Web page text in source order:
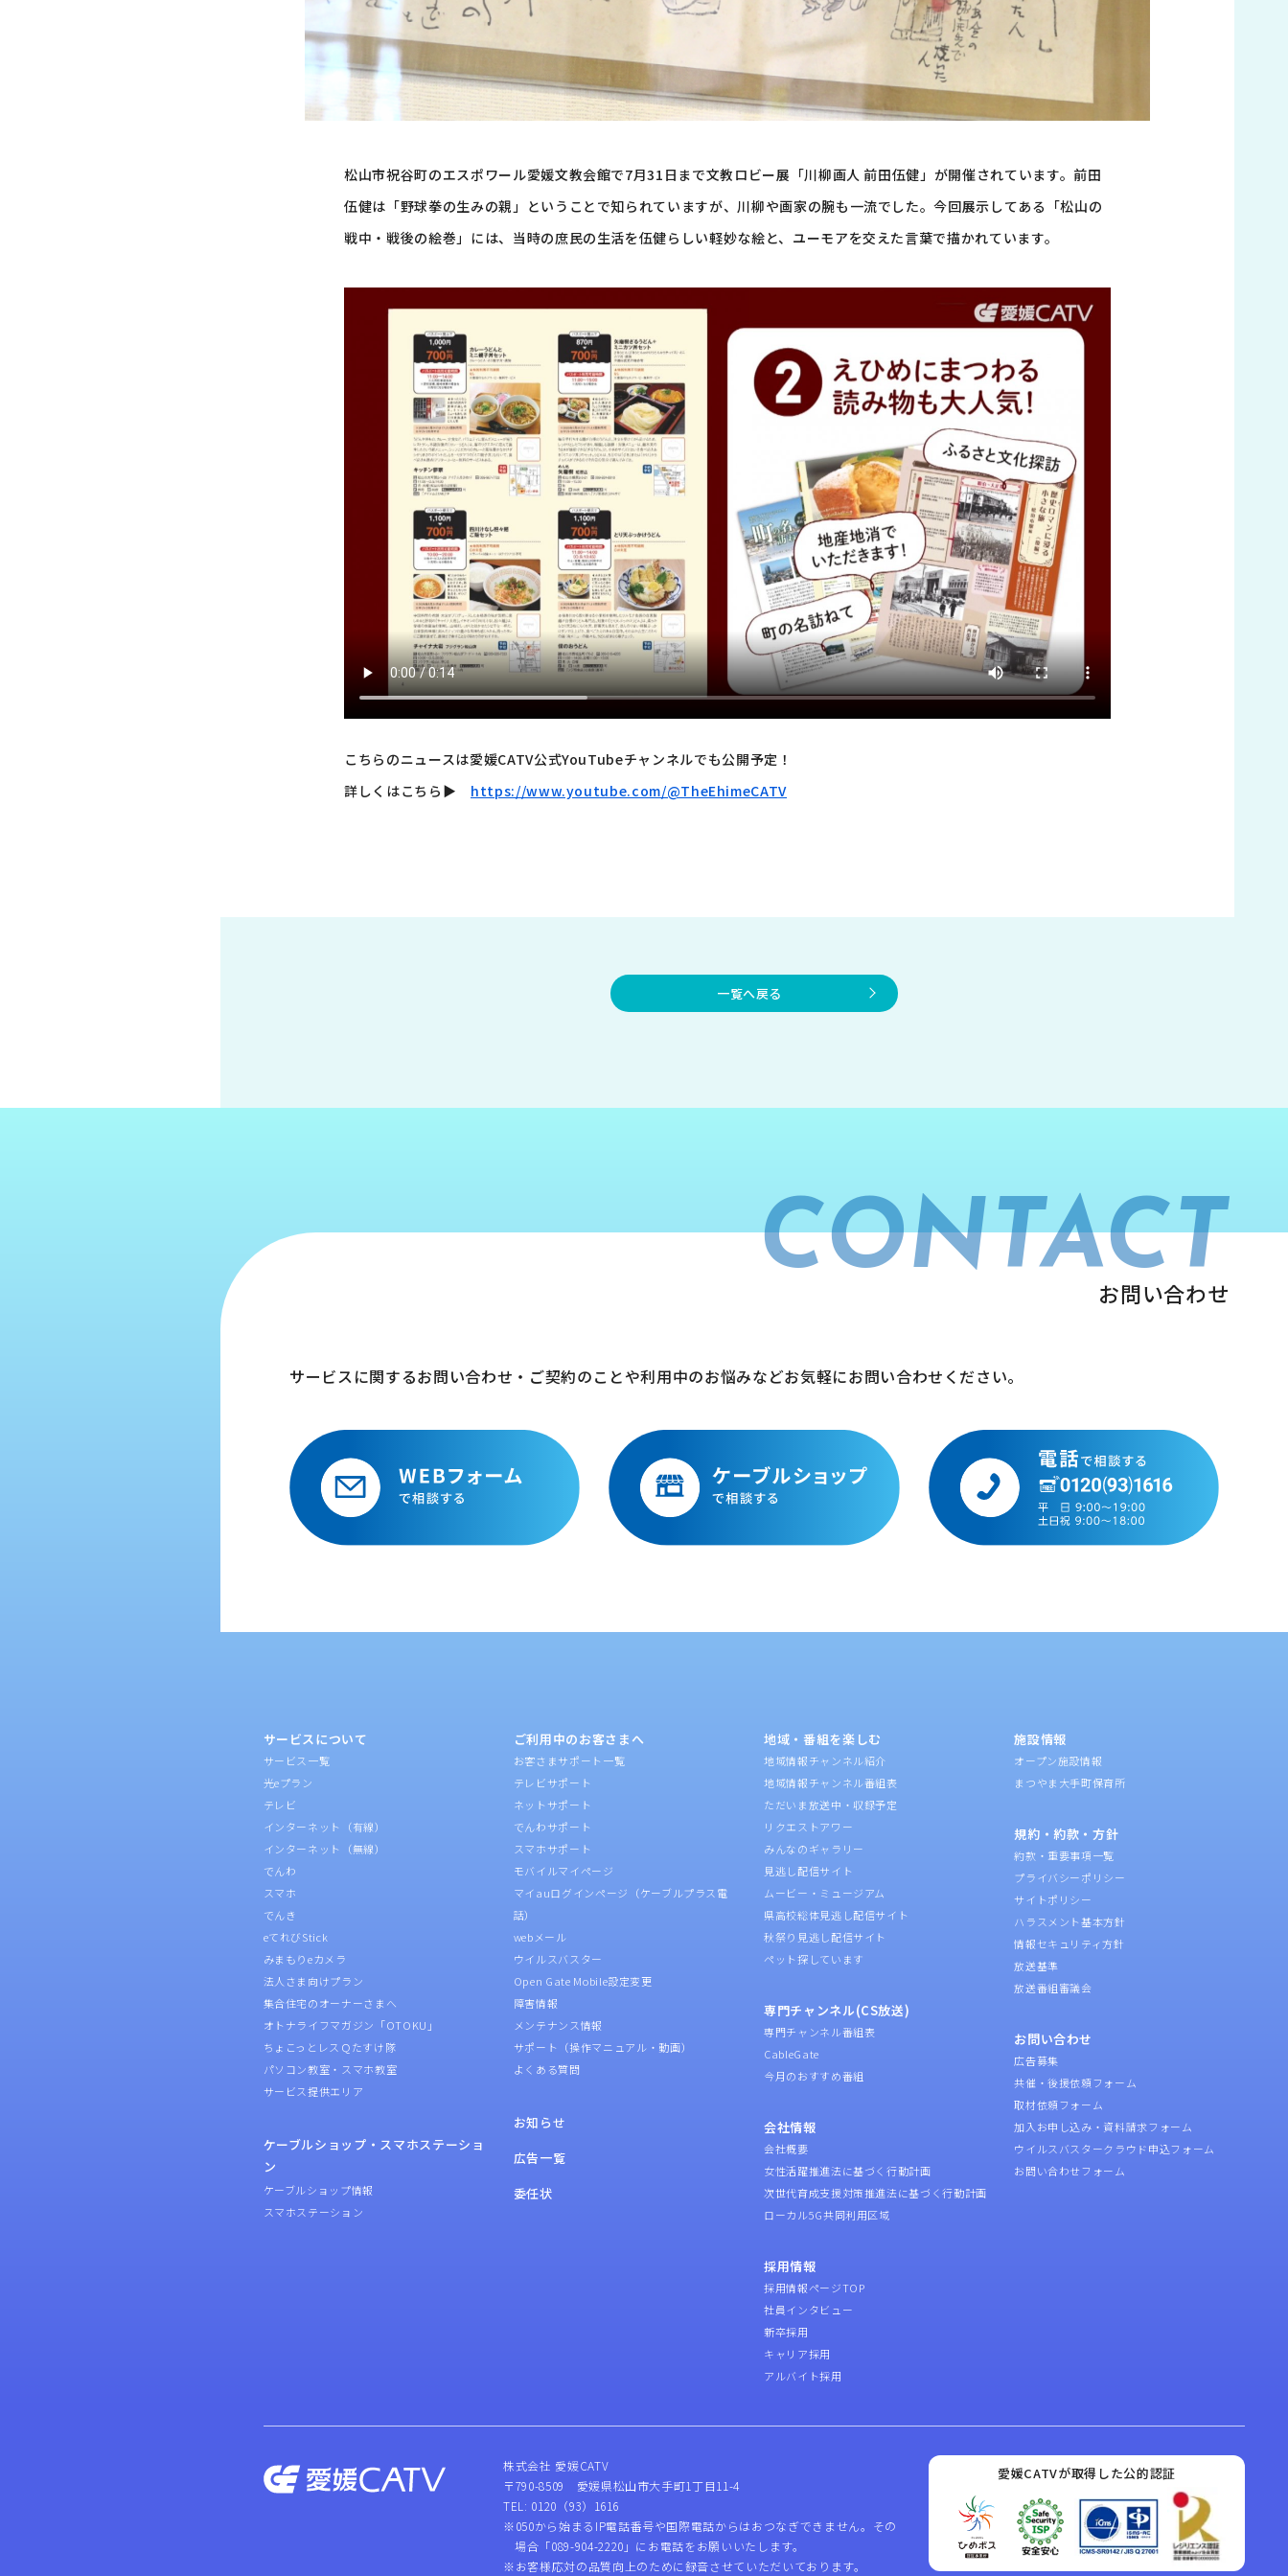
松山市祝谷町のエスポワール愛媛文教会館で7月31日まで文教ロビー展「川柳画人 前田伍健」が開催されています。前田
伍健は「野球拳の生みの親」ということで知られていますが、川柳や画家の腕も一流でした。今回展示してある「松山の
戦中・戦後の絵巻」には、当時の庶民の生活を伍健らしい軽妙な絵と、ユーモアを交えた言葉で描かれています。
こちらのニュースは愛媛CATV公式YouTubeチャンネルでも公開予定！
詳しくはこちら▶︎ https://www.youtube.com/@TheEhimeCATV
一覧へ戻る
CONTACT
お問い合わせ
サービスに関するお問い合わせ・ご契約のことや利用中のお悩みなどお気軽にお問い合わせください。
サービスについて
サービス一覧
光eプラン
テレビ
インターネット（有線）
インターネット（無線）
でんわ
スマホ
でんき
eてれびStick
みまもりeカメラ
法人さま向けプラン
集合住宅のオーナーさまへ
オトナライフマガジン「OTOKU」
ちょこっとレスＱたすけ隊
パソコン教室・スマホ教室
サービス提供エリア
ケーブルショップ・スマホステーショ
ン
ケーブルショップ情報
スマホステーション
ご利用中のお客さまへ
お客さまサポート一覧
テレビサポート
ネットサポート
でんわサポート
スマホサポート
モバイルマイページ
マイauログインページ（ケーブルプラス電
話）
webメール
ウイルスバスター
Open Gate Mobile設定変更
障害情報
メンテナンス情報
サポート（操作マニュアル・動画）
よくある質問
お知らせ
広告一覧
委任状
地域・番組を楽しむ
地域情報チャンネル紹介
地域情報チャンネル番組表
ただいま放送中・収録予定
リクエストアワー
みんなのギャラリー
見逃し配信サイト
ムービー・ミュージアム
県高校総体見逃し配信サイト
秋祭り見逃し配信サイト
ペット探しています
専門チャンネル(CS放送)
専門チャンネル番組表
CableGate
今月のおすすめ番組
会社情報
会社概要
女性活躍推進法に基づく行動計画
次世代育成支援対策推進法に基づく行動計画
ローカル5G共同利用区域
採用情報
採用情報ページTOP
社員インタビュー
新卒採用
キャリア採用
アルバイト採用
施設情報
オープン施設情報
まつやま大手町保育所
規約・約款・方針
約款・重要事項一覧
プライバシーポリシー
サイトポリシー
ハラスメント基本方針
情報セキュリティ方針
放送基準
放送番組審議会
お問い合わせ
広告募集
共催・後援依頼フォーム
取材依頼フォーム
加入お申し込み・資料請求フォーム
ウイルスバスタークラウド申込フォーム
お問い合わせフォーム
株式会社 愛媛CATV
〒790-8509 愛媛県松山市大手町1丁目11-4
TEL: 0120（93）1616
※050から始まるIP電話番号や国際電話からはおつなぎできません。その
場合「089-904-2220」にお電話をお願いいたします。
※お客様応対の品質向上のために録音させていただいております。
愛媛CATVが取得した公的認証